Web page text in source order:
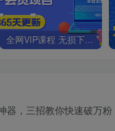
全网VIP课程 无损下载~
器，三招教你快速破万